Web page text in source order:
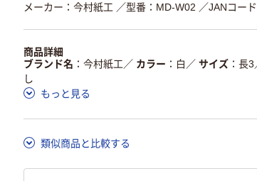
メーカー：今村紙工 ／型番：MD-W02 ／JANコー
商品詳細
ブランド名
今村紙工 ／ カラー 白 ／ サイズ 長3
し
もっと見る
類似商品と比較する